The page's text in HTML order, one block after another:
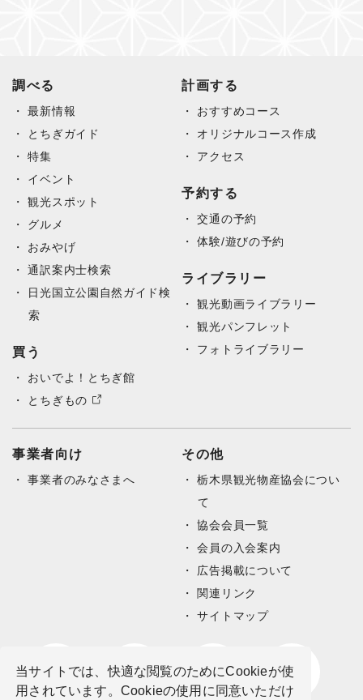
当サイトでは、快適な閲覧のためにCookieが使
用されています。Cookieの使用に同意いただけ
調べる
最新情報
とちぎガイド
特集
イベント
観光スポット
グルメ
おみやげ
通訳案内士検索
日光国立公園自然ガイド検
索
買う
おいでよ！とちぎ館
とちぎもの
計画する
おすすめコース
オリジナルコース作成
アクセス
予約する
交通の予約
体験/遊びの予約
ライブラリー
観光動画ライブラリー
観光パンフレット
フォトライブラリー
事業者向け
事業者のみなさまへ
その他
栃木県観光物産協会につい
て
協会会員一覧
会員の入会案内
広告掲載について
関連リンク
サイトマップ